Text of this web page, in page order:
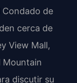
Condado de
cerca de
View Mall,
Mountain
discutir su